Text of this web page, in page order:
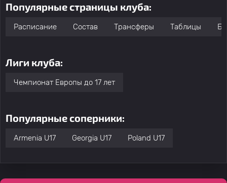
Популярные страницы клуба:
Расписание Состав Трансферы Таблицы
Лиги клуба:
Чемпионат Европы до 17 лет
Популярные соперники:
Armenia U17 Georgia U17 Poland U17